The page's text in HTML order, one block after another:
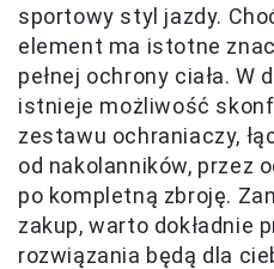
sportowy styl jazdy.
element ma istotne
pełnej ochrony ciała.
istnieje możliwość
zestawu ochraniaczy,
od nakolanników, przez
po kompletną zbroję.
zakup, warto dokładnie
rozwiązania będą dla